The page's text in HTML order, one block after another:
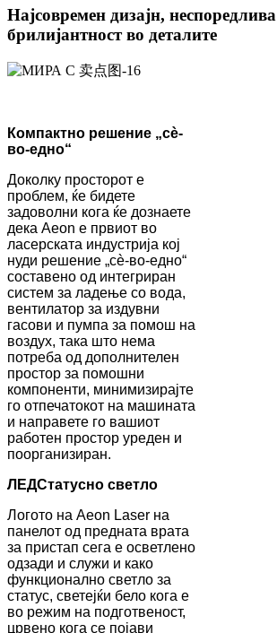
Најсовремен дизајн, неспоредлива
брилијантност во деталите
Компактно решение „сè-
во-едно“
Доколку просторот е
проблем, ќе бидете
задоволни кога ќе дознаете
дека Aeon е првиот во
ласерската индустрија кој
нуди решение „сè-во-едно“
составено од интегриран
систем за ладење со вода,
вентилатор за издувни
гасови и пумпа за помош на
воздух, така што нема
потреба од дополнителен
простор за помошни
компоненти, минимизирајте
го отпечатокот на машината
и направете го вашиот
работен простор уреден и
поорганизиран.
ЛЕДСтатусно светло
Логото на Aeon Laser на
панелот од предната врата
за пристап сега е осветлено
одзади и служи и како
функционално светло за
статус, светејќи бело кога е
во режим на подготвеност,
црвено кога се појави